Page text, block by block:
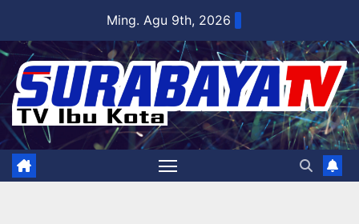
content
Ming. Agu 9th, 2026